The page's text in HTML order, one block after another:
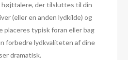
højttalere, der tilsluttes til din
(eller en anden lydkilde) og
placeres typisk foran eller bag
forbedre lydkvaliteten af dine
dramatisk.